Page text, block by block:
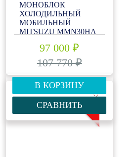
МОНОБЛОК
ХОЛОДИЛЬНЫЙ
МОБИЛЬНЫЙ
MITSUZU MMN30HA
97 000 ₽
107 770 ₽
В КОРЗИНУ
СРАВНИТЬ
-10%